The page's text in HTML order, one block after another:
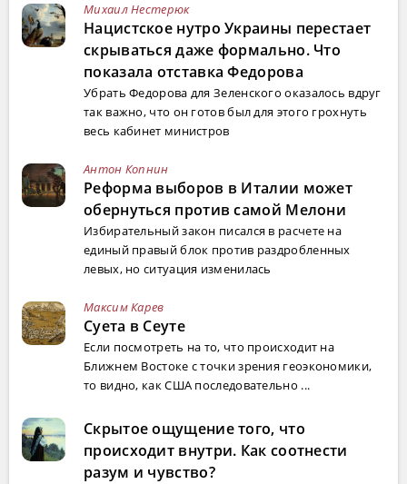
Михаил Нестерюк
Нацистское нутро Украины перестает
скрываться даже формально. Что
показала отставка Федорова
Убрать Федорова для Зеленского оказалось вдруг
так важно, что он готов был для этого грохнуть
весь кабинет министров
Антон Копнин
Реформа выборов в Италии может
обернуться против самой Мелони
Избирательный закон писался в расчете на
единый правый блок против раздробленных
левых, но ситуация изменилась
Максим Карев
Суета в Сеуте
Если посмотреть на то, что происходит на
Ближнем Востоке с точки зрения геоэкономики,
то видно, как США последовательно ...
Скрытое ощущение того, что
происходит внутри. Как соотнести
разум и чувство?